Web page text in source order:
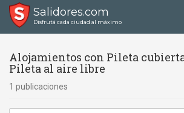
Salidores.com
Disfrutá cada ciudad al máximo
Alojamientos con Pileta
Pileta al aire libre
1 publicaciones